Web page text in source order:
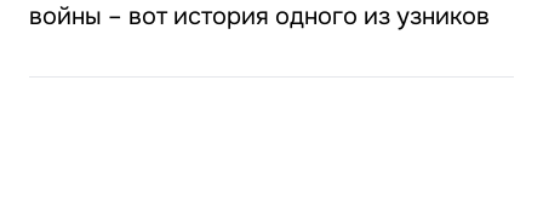
войны – вот история одного из узников